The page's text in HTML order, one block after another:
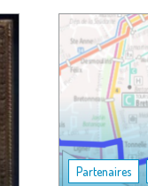
Partenaires ,